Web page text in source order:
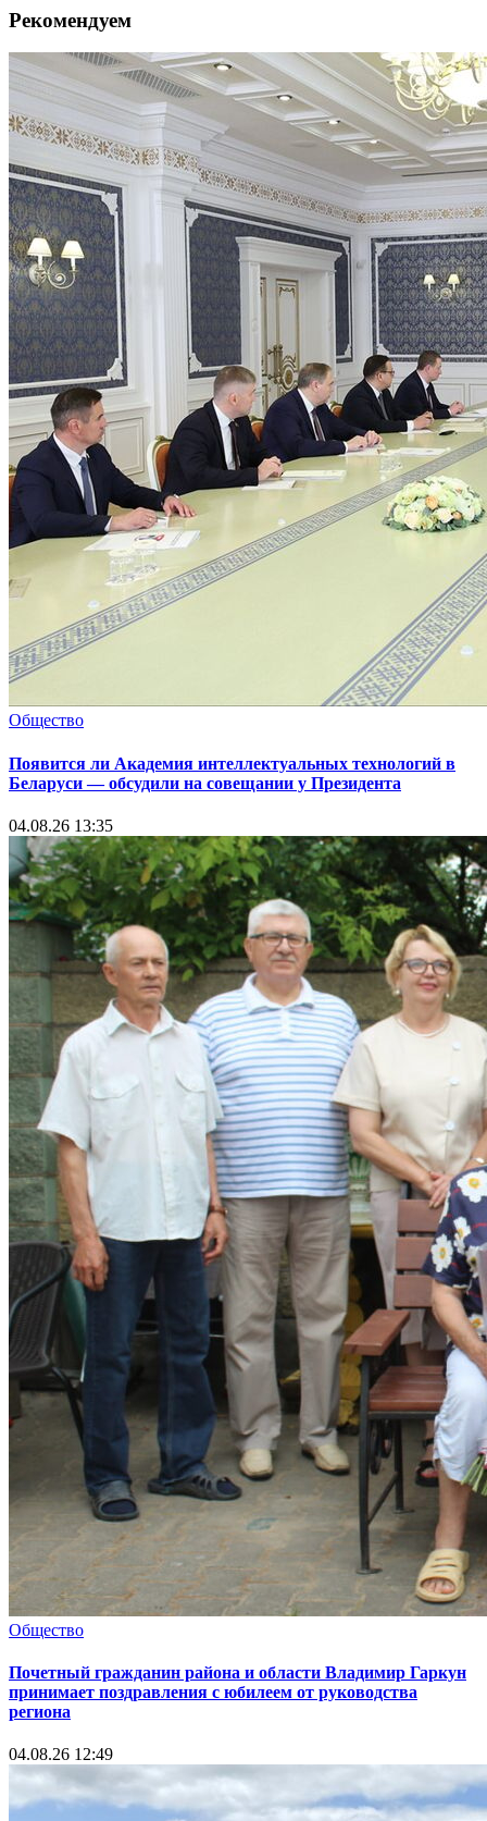
Рекомендуем
Общество
Появится ли Академия интеллектуальных технологий в
Беларуси — обсудили на совещании у Президента
04.08.26 13:35
Общество
Почетный гражданин района и области Владимир Гаркун
принимает поздравления с юбилеем от руководства
региона
04.08.26 12:49